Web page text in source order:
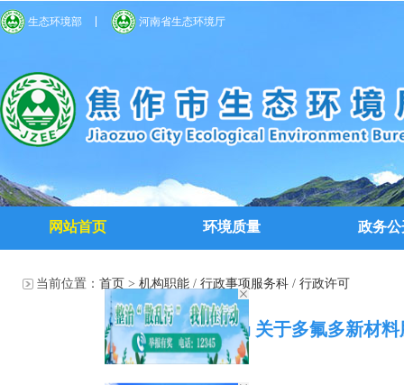
生态环境部 河南省生态环境厅
网站首页 环境质量 政务公
当前位置： 首页 > 机构职能 / 行政事项服务科 / 行政许可
焦作市生态环境局 关于多氟多新材